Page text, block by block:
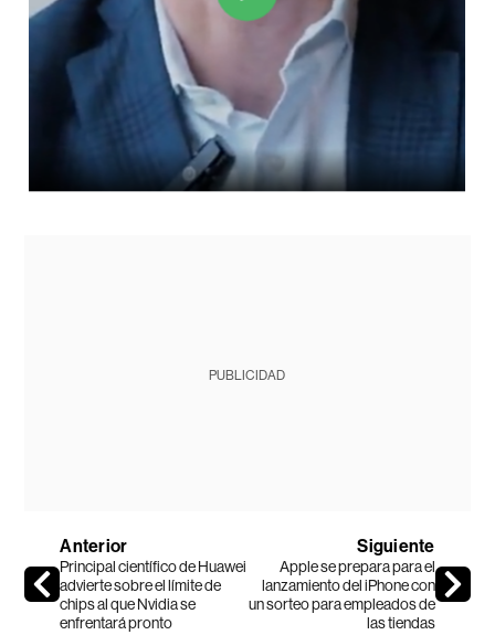
PUBLICIDAD
Anterior
Principal científico de Huawei
advierte sobre el límite de
chips al que Nvidia se
enfrentará pronto
Siguiente
Apple se prepara para el
lanzamiento del iPhone con
un sorteo para empleados de
las tiendas